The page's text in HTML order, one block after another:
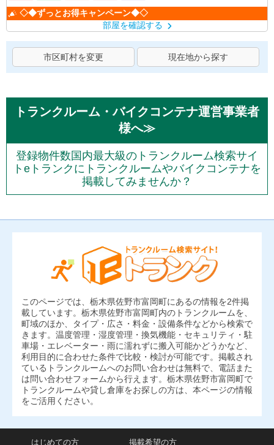
◇◆ずっとお得キャンペーン◆◇
部屋を確認する
市区町村を変更 現在地から探す
トランクルーム・バイクコンテナ運営事業者
様へ≫
登録物件数国内最大級のトランクルーム検索サイ
トeトランクにトランクルームやバイクコンテナを
掲載してみませんか？
このページでは、栃木県佐野市富岡町にあるの情報を2件掲
載しています。栃木県佐野市富岡町内のトランクルームを、
町域のほか、タイプ・広さ・料金・設備条件などから検索で
きます。温度管理・湿度管理・換気機能・セキュリティ・駐
車場・エレベーター・雨に濡れずに搬入可能かどうかなど、
利用目的に合わせた条件で比較・検討が可能です。掲載され
ているトランクルームへのお問い合わせは無料で、電話また
は問い合わせフォームから行えます。栃木県佐野市富岡町で
トランクルームや貸し倉庫をお探しの方は、本ページの情報
をご活用ください。
はじめての方 掲載希望の方